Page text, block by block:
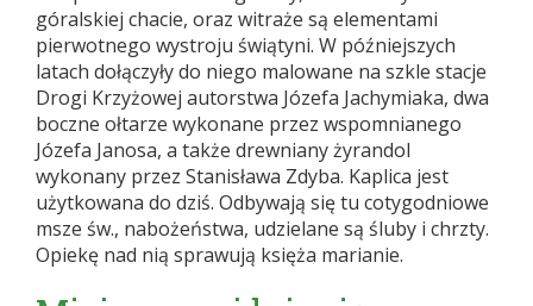
góralskiej chacie, oraz witraże są elementami
pierwotnego wystroju świątyni. W późniejszych
latach dołączyły do niego malowane na szkle stacje
Drogi Krzyżowej autorstwa Józefa Jachymiaka, dwa
boczne ołtarze wykonane przez wspomnianego
Józefa Janosa, a także drewniany żyrandol
wykonany przez Stanisława Zdyba. Kaplica jest
użytkowana do dziś. Odbywają się tu cotygodniowe
msze św., nabożeństwa, udzielane są śluby i chrzty.
Opiekę nad nią sprawują księża marianie.